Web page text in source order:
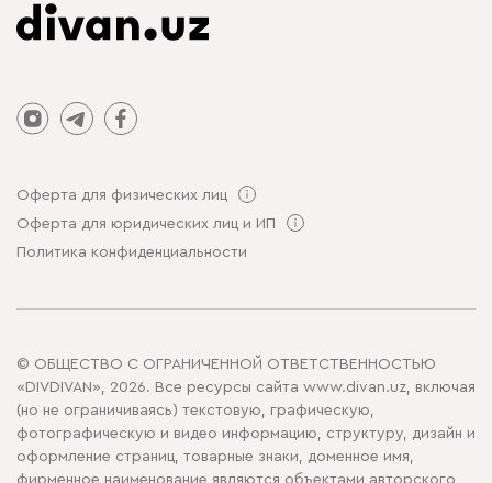
Оферта для физических лиц
Оферта для юридических лиц и ИП
Политика конфиденциальности
© ОБЩЕСТВО С ОГРАНИЧЕННОЙ ОТВЕТСТВЕННОСТЬЮ
«DIVDIVAN», 2026. Все ресурсы сайта www.divan.uz, включая
(но не ограничиваясь) текстовую, графическую,
фотографическую и видео информацию, структуру, дизайн и
оформление страниц, товарные знаки, доменное имя,
фирменное наименование являются объектами авторского